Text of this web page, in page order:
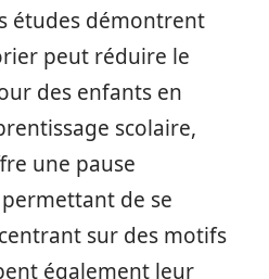
études démontrent
peut réduire le
des enfants en
scolaire,
une pause
de se
sur des motifs
également leur